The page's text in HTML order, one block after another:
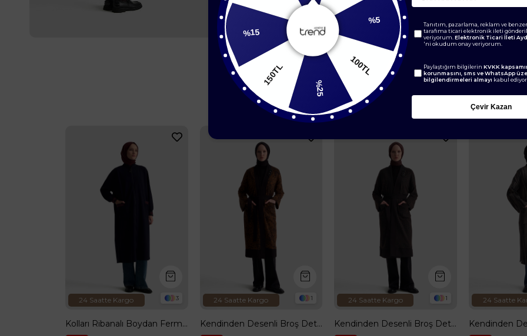
BENZER ÜRÜNLER
3
24 Saatte Kargo
Kolları Ribanalı Boydan Fermuarlı Cepli Giy Çık Lacivert 25KT557
1
24 Saatte Kargo
Kendinden Desenli Broş Detaylı Belden Kuşaklı Örme Hırka Hardal 25KT534
1
24 Saatte Kargo
Kendinden Desenli Broş Detaylı Belden Kuşaklı Örme Hırka Koyu Kahve 25KT534
24 Saatte
100TL
150TL
Tanıtım, pazarlama, reklam ve
tarafıma ticari elektronik ileti
veriyorum. Elektronik Ticari İleti
'ni okudum onay veriyorum.
Paylaştığım bilgilerin KVKK
korunmasını, sms ve WhatsApp
bilgilendirmeleri almayı kabul
Çevir Kazan